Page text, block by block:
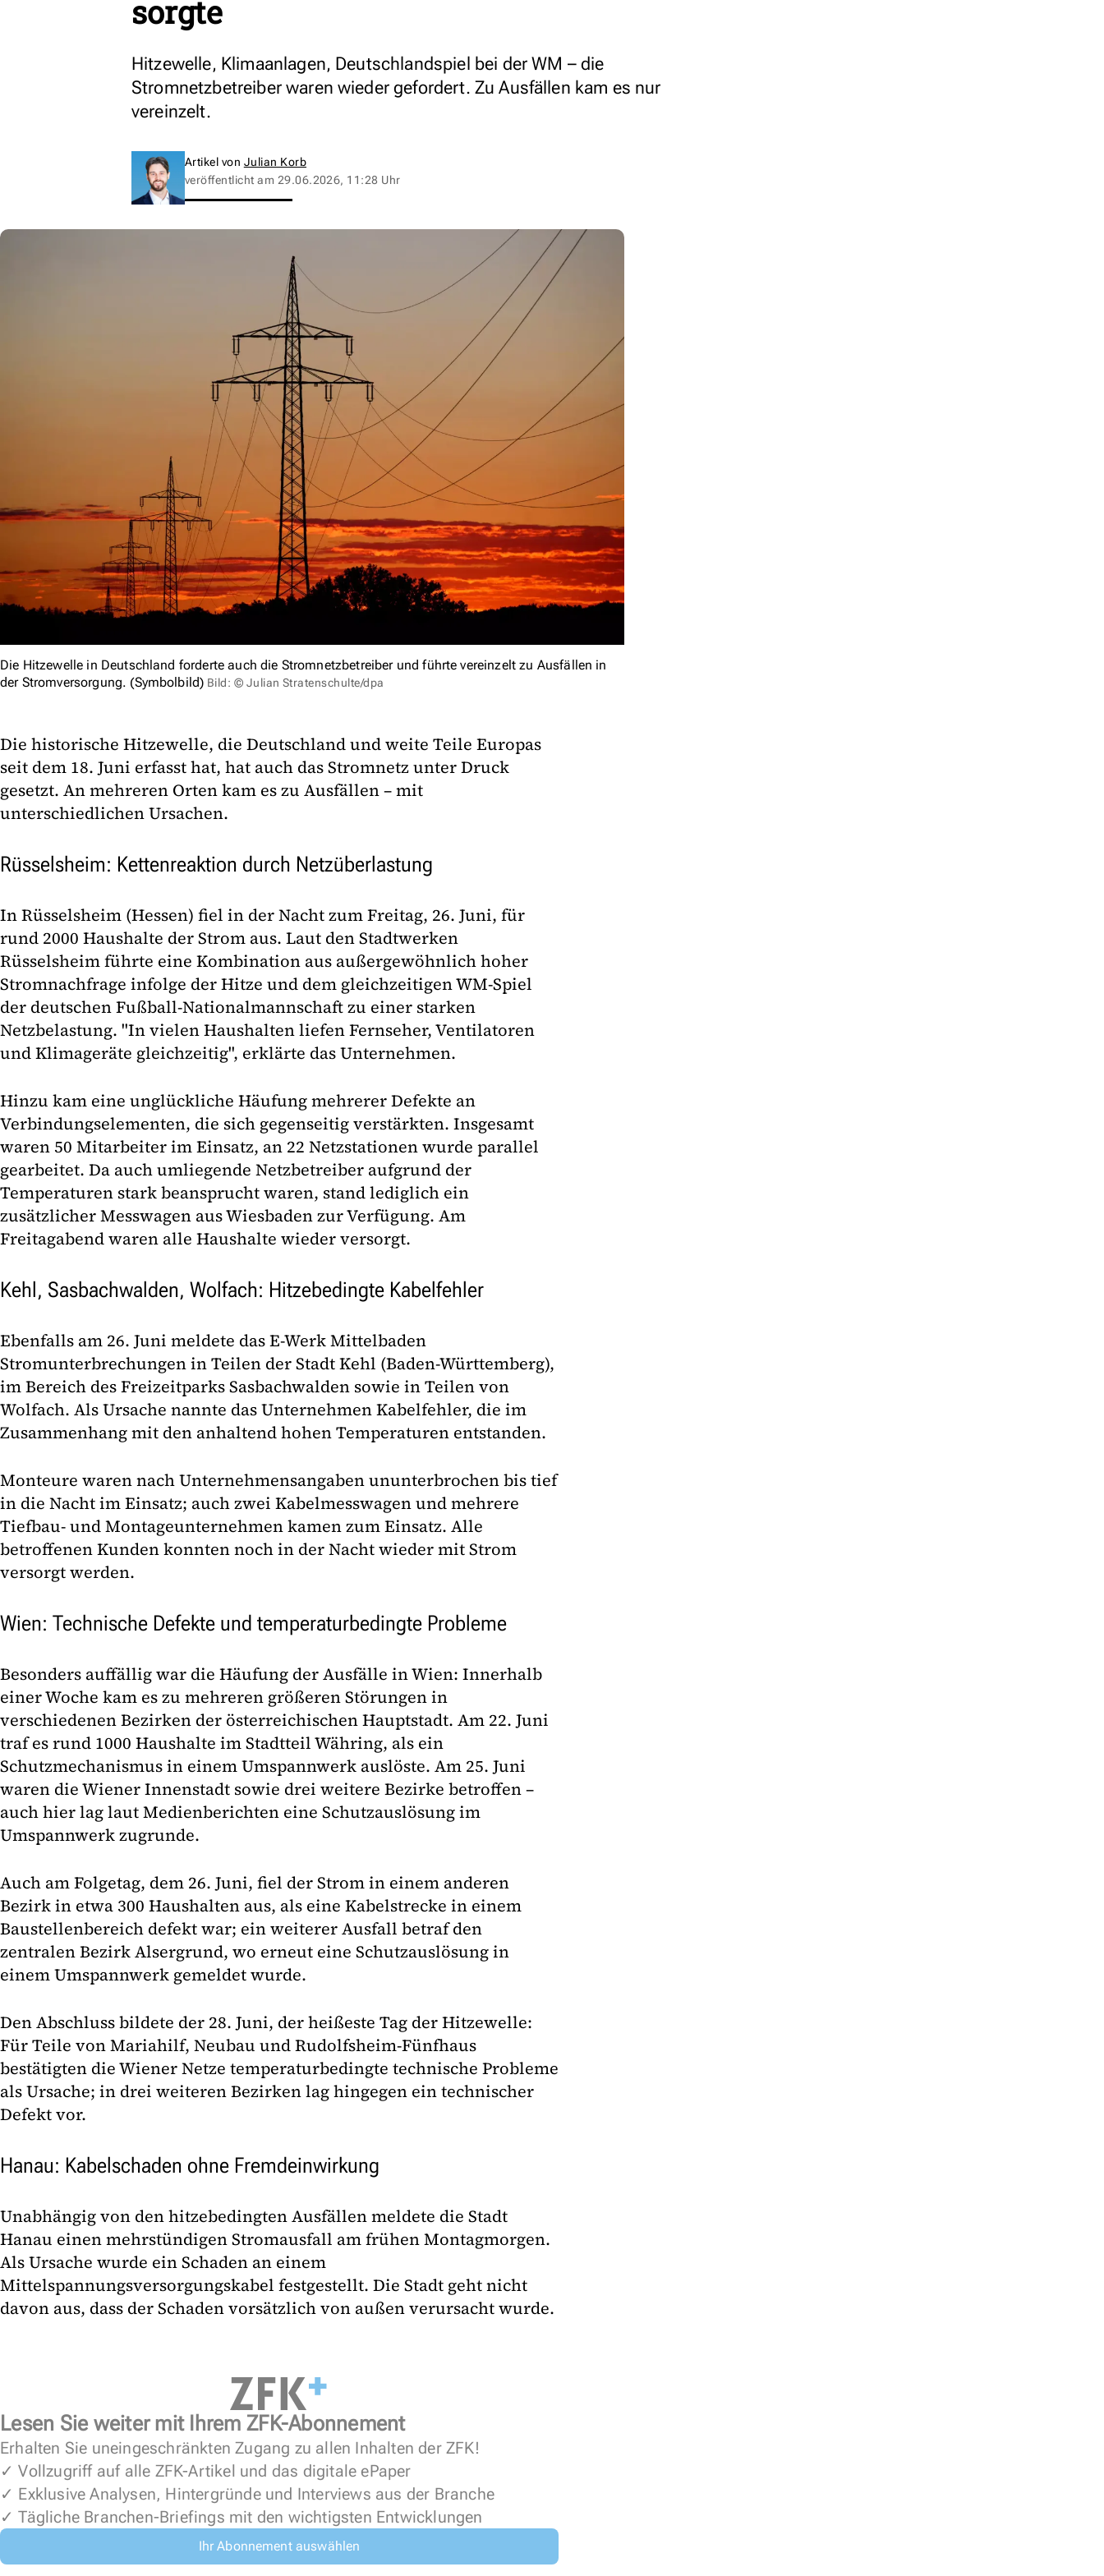
sorgte
Hitzewelle, Klimaanlagen, Deutschlandspiel bei der WM – die
Stromnetzbetreiber waren wieder gefordert. Zu Ausfällen kam es nur
vereinzelt.
Artikel von Julian Korb
veröffentlicht am 29.06.2026, 11:28 Uhr
Die Hitzewelle in Deutschland forderte auch die Stromnetzbetreiber und führte vereinzelt zu Ausfällen in
der Stromversorgung. (Symbolbild) Bild: © Julian Stratenschulte/dpa
Die historische Hitzewelle, die Deutschland und weite Teile Europas
seit dem 18. Juni erfasst hat, hat auch das Stromnetz unter Druck
gesetzt. An mehreren Orten kam es zu Ausfällen – mit
unterschiedlichen Ursachen.
Rüsselsheim: Kettenreaktion durch Netzüberlastung
In Rüsselsheim (Hessen) fiel in der Nacht zum Freitag, 26. Juni, für
rund 2000 Haushalte der Strom aus. Laut den Stadtwerken
Rüsselsheim führte eine Kombination aus außergewöhnlich hoher
Stromnachfrage infolge der Hitze und dem gleichzeitigen WM-Spiel
der deutschen Fußball-Nationalmannschaft zu einer starken
Netzbelastung. "In vielen Haushalten liefen Fernseher, Ventilatoren
und Klimageräte gleichzeitig", erklärte das Unternehmen.
Hinzu kam eine unglückliche Häufung mehrerer Defekte an
Verbindungselementen, die sich gegenseitig verstärkten. Insgesamt
waren 50 Mitarbeiter im Einsatz, an 22 Netzstationen wurde parallel
gearbeitet. Da auch umliegende Netzbetreiber aufgrund der
Temperaturen stark beansprucht waren, stand lediglich ein
zusätzlicher Messwagen aus Wiesbaden zur Verfügung. Am
Freitagabend waren alle Haushalte wieder versorgt.
Kehl, Sasbachwalden, Wolfach: Hitzebedingte Kabelfehler
Ebenfalls am 26. Juni meldete das E-Werk Mittelbaden
Stromunterbrechungen in Teilen der Stadt Kehl (Baden-Württemberg),
im Bereich des Freizeitparks Sasbachwalden sowie in Teilen von
Wolfach. Als Ursache nannte das Unternehmen Kabelfehler, die im
Zusammenhang mit den anhaltend hohen Temperaturen entstanden.
Monteure waren nach Unternehmensangaben ununterbrochen bis tief
in die Nacht im Einsatz; auch zwei Kabelmesswagen und mehrere
Tiefbau- und Montageunternehmen kamen zum Einsatz. Alle
betroffenen Kunden konnten noch in der Nacht wieder mit Strom
versorgt werden.
Wien: Technische Defekte und temperaturbedingte Probleme
Besonders auffällig war die Häufung der Ausfälle in Wien: Innerhalb
einer Woche kam es zu mehreren größeren Störungen in
verschiedenen Bezirken der österreichischen Hauptstadt. Am 22. Juni
traf es rund 1000 Haushalte im Stadtteil Währing, als ein
Schutzmechanismus in einem Umspannwerk auslöste. Am 25. Juni
waren die Wiener Innenstadt sowie drei weitere Bezirke betroffen –
auch hier lag laut Medienberichten eine Schutzauslösung im
Umspannwerk zugrunde.
Auch am Folgetag, dem 26. Juni, fiel der Strom in einem anderen
Bezirk in etwa 300 Haushalten aus, als eine Kabelstrecke in einem
Baustellenbereich defekt war; ein weiterer Ausfall betraf den
zentralen Bezirk Alsergrund, wo erneut eine Schutzauslösung in
einem Umspannwerk gemeldet wurde.
Den Abschluss bildete der 28. Juni, der heißeste Tag der Hitzewelle:
Für Teile von Mariahilf, Neubau und Rudolfsheim-Fünfhaus
bestätigten die Wiener Netze temperaturbedingte technische Probleme
als Ursache; in drei weiteren Bezirken lag hingegen ein technischer
Defekt vor.
Hanau: Kabelschaden ohne Fremdeinwirkung
Unabhängig von den hitzebedingten Ausfällen meldete die Stadt
Hanau einen mehrstündigen Stromausfall am frühen Montagmorgen.
Als Ursache wurde ein Schaden an einem
Mittelspannungsversorgungskabel festgestellt. Die Stadt geht nicht
davon aus, dass der Schaden vorsätzlich von außen verursacht wurde.
Lesen Sie weiter mit Ihrem ZFK-Abonnement
Erhalten Sie uneingeschränkten Zugang zu allen Inhalten der ZFK!
✓ Vollzugriff auf alle ZFK-Artikel und das digitale ePaper
✓ Exklusive Analysen, Hintergründe und Interviews aus der Branche
✓ Tägliche Branchen-Briefings mit den wichtigsten Entwicklungen
Ihr Abonnement auswählen